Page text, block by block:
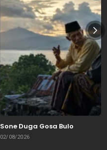
Sone Duga Gosa Bulo
02/08/2026